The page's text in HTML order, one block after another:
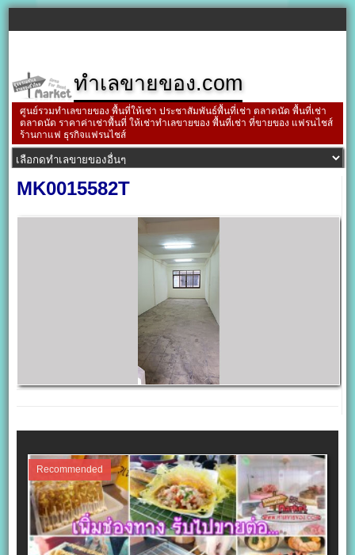
ทำเลขายของ.com
ศูนย์รวมทำเลขายของ พื้นที่ให้เช่า ประชาสัมพันธ์พื้นที่เช่า ตลาดนัด พื้นที่เช่า
ตลาดนัด ราคาค่าเช่าพื้นที่ ให้เช่าทำเลขายของ พื้นที่เช่า ที่ขายของ แฟรนไชส์
ร้านกาแฟ ธุรกิจแฟรนไชส์
MK0015582T
Recommended